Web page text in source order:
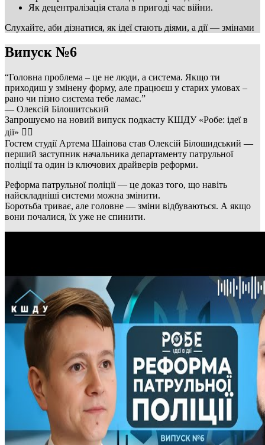
⁠Як децентралізація стала в пригоді час війни.
Слухайте, аби дізнатися, як ідеї стають діями, а дії — змінами
Випуск №6
“Головна проблема – це не люди, а система. Якщо ти
приходиш у змінену форму, але працюєш у старих умовах –
рано чи пізно система тебе ламає.”
— Олексій Білошитський
Запрошуємо на новий випуск подкасту КШДУ «Робе: ідеї в
дії» 👇🏻
Гостем студії Артема Шаіпова став Олексій Білошидський —
перший заступник начальника департаменту патрульної
поліції та один із ключових драйверів реформи.
Реформа патрульної поліції — це доказ того, що навіть
найскладніші системи можна змінити.
Боротьба триває, але головне — зміни відбуваються. А якщо
вони почалися, їх уже не спинити.